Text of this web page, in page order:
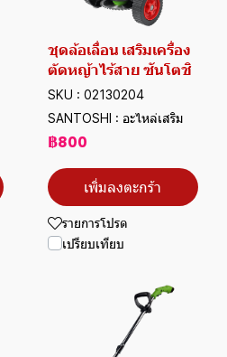
ชุดล้อเลื่อน เสริมเครื่อง
ตัดหญ้าไร้สาย ซันโตชิ
SKU : 02130204
SANTOSHI : อะไหล่เสริม
฿800
เพิ่มลงตะกร้า
รายการโปรด
เปรียบเทียบ